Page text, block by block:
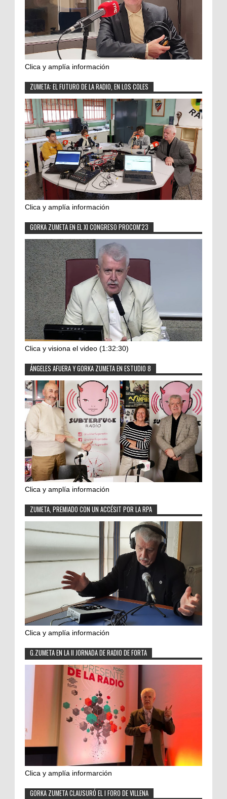
Clica y amplía información
ZUMETA: EL FUTURO DE LA RADIO, EN LOS COLES
Clica y amplía información
GORKA ZUMETA EN EL XI CONGRESO PROCOM'23
Clica y visiona el video (1:32:30)
ÁNGELES AFUERA Y GORKA ZUMETA EN ESTUDIO 8
Clica y amplía información
ZUMETA, PREMIADO CON UN ACCÉSIT POR LA RPA
Clica y amplía información
G.ZUMETA EN LA II JORNADA DE RADIO DE FORTA
Clica y amplía informarción
GORKA ZUMETA CLAUSURÓ EL I FORO DE VILLENA